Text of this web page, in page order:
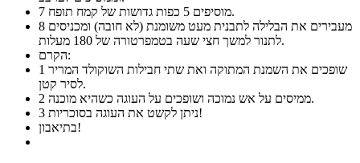
7
מוסיפים 5 כפות גדושות של קמח תופח.
8
לתנור למשך חצי שעה בטמפרטורה של 180 מעלות.
הקרם:
1
לסיר קטן.
2
ממיסים על אש נמוכה ושופכים על העוגה כשהיא מוכנה.
3
ניתן לקשט את העוגה בסוכריות!
בתיאבון!